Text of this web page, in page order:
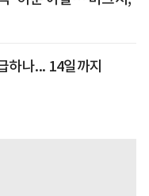
하나... 14일까지